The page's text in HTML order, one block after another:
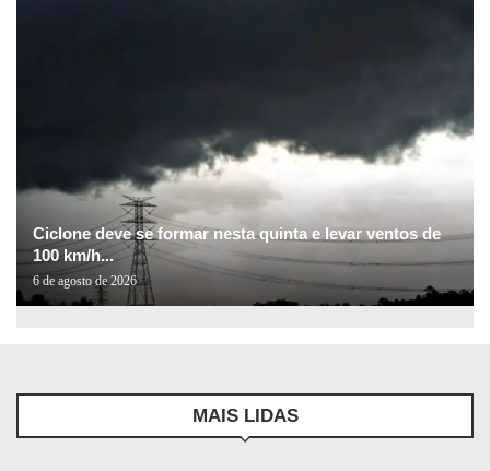
Ciclone deve se formar nesta quinta e levar ventos de
100 km/h...
6 de agosto de 2026
MAIS LIDAS